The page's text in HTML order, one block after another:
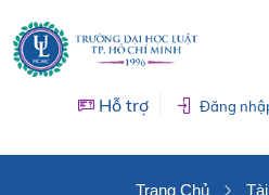
Hỗ trợ Đăng
Trang Chủ